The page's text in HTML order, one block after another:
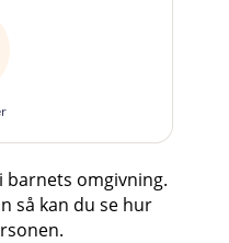
barnets omgivning.
så kan du se hur